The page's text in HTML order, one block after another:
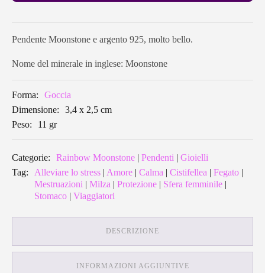
Pendente Moonstone e argento 925, molto bello.
Nome del minerale in inglese: Moonstone
Forma:
Goccia
Dimensione:
3,4 x 2,5 cm
Peso:
11 gr
Categorie: Rainbow Moonstone Pendenti
Gioielli
Tag:
Alleviare lo stress Amore Calma Cistifellea Fegato
Mestruazioni
Milza Protezione Sfera femminile
Stomaco
Viaggiatori
DESCRIZIONE
INFORMAZIONI AGGIUNTIVE